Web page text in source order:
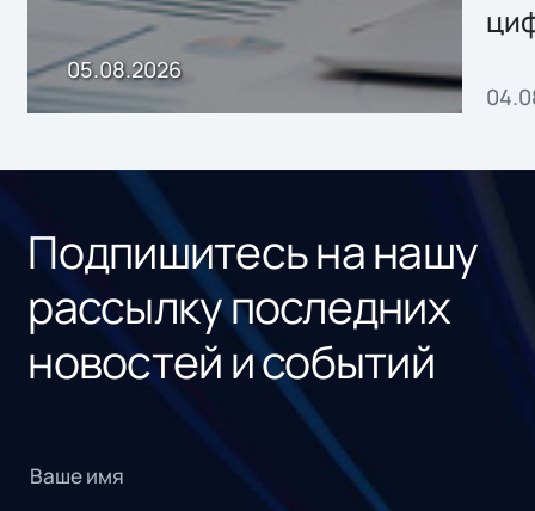
05.08.2026
Подпишитесь на нашу
рассылку последних
новостей и событий